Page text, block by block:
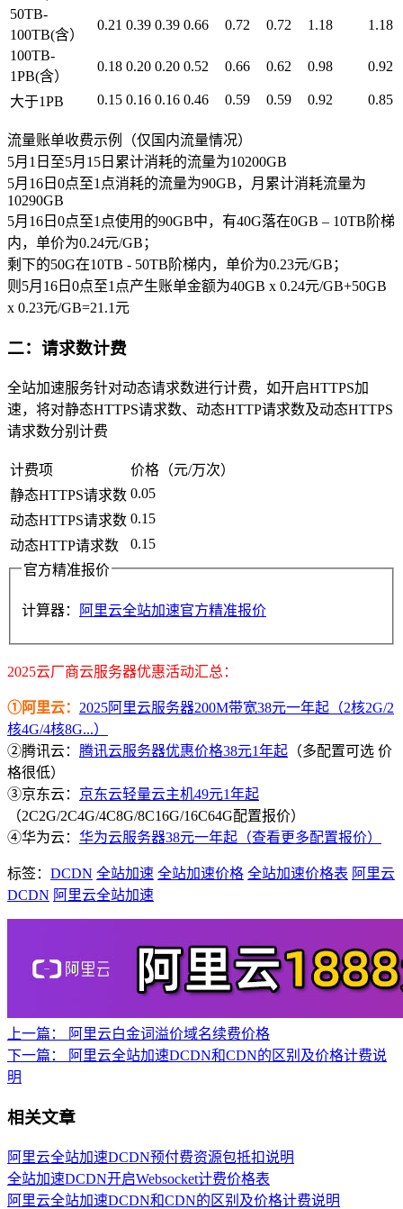
50TB-
100TB(含）
0.21 0.39 0.39 0.66 0.72 0.72 1.18
1.18
100TB-
1PB(含）
0.18 0.20 0.20 0.52 0.66 0.62 0.98 0.92
大于1PB 0.15 0.16 0.16 0.46 0.59 0.59 0.92 0.85
流量账单收费示例（仅国内流量情况）
5月1日至5月15日累计消耗的流量为10200GB
5月16日0点至1点消耗的流量为90GB，月累计消耗流量为
10290GB
5月16日0点至1点使用的90GB中，有40G落在0GB – 10TB阶梯
内，单价为0.24元/GB；
剩下的50G在10TB - 50TB阶梯内，单价为0.23元/GB；
则5月16日0点至1点产生账单金额为40GB x 0.24元/GB+50GB
x 0.23元/GB=21.1元
二：请求数计费
全站加速服务针对动态请求数进行计费，如开启HTTPS加
速，将对静态HTTPS请求数、动态HTTP请求数及动态HTTPS
请求数分别计费
计费项
价格（元/万次）
静态HTTPS请求数 0.05
动态HTTPS请求数 0.15
动态HTTP请求数
0.15
官方精准报价
计算器： 阿里云全站加速官方精准报价
2025云厂商云服务器优惠活动汇总：
①阿里云： 2025阿里云服务器200M带宽38元一年起（2核2G/2
核4G/4核8G...）
②腾讯云： 腾讯云服务器优惠价格38元1年起 （多配置可选 价
格很低）
③京东云： 京东云轻量云主机49元1年起
（2C2G/2C4G/4C8G/8C16G/16C64G配置报价）
④华为云： 华为云服务器38元一年起（查看更多配置报价）
标签： DCDN 全站加速 全站加速价格 全站加速价格表 阿里云
DCDN 阿里云全站加速
上一篇：
阿里云白金词溢价域名续费价格
下一篇：
阿里云全站加速DCDN和CDN的区别及价格计费说
明
相关文章
阿里云全站加速DCDN预付费资源包抵扣说明
全站加速DCDN开启Websocket计费价格表
阿里云全站加速DCDN和CDN的区别及价格计费说明